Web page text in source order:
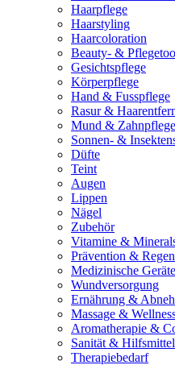
Haarpflege
Haarstyling
Haarcoloration
Beauty- &
Gesichtspflege
Körperpflege
Hand & Fusspflege
Rasur &
Mund & Zahnpflege
Sonnen- &
Düfte
Teint
Augen
Lippen
Nägel
Zubehör
Vitamine &
Prävention &
Medizinische Geräte
Wundversorgung
Ernährung &
Massage &
Aromatherapie &
Sanität & Hilfsmittel
Therapiebedarf